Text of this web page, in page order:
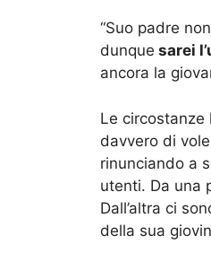
“Suo padre
dunque sarei
ancora la
Le circostanze
davvero di
rinunciando a
utenti. Da una
Dall’altra ci
della sua